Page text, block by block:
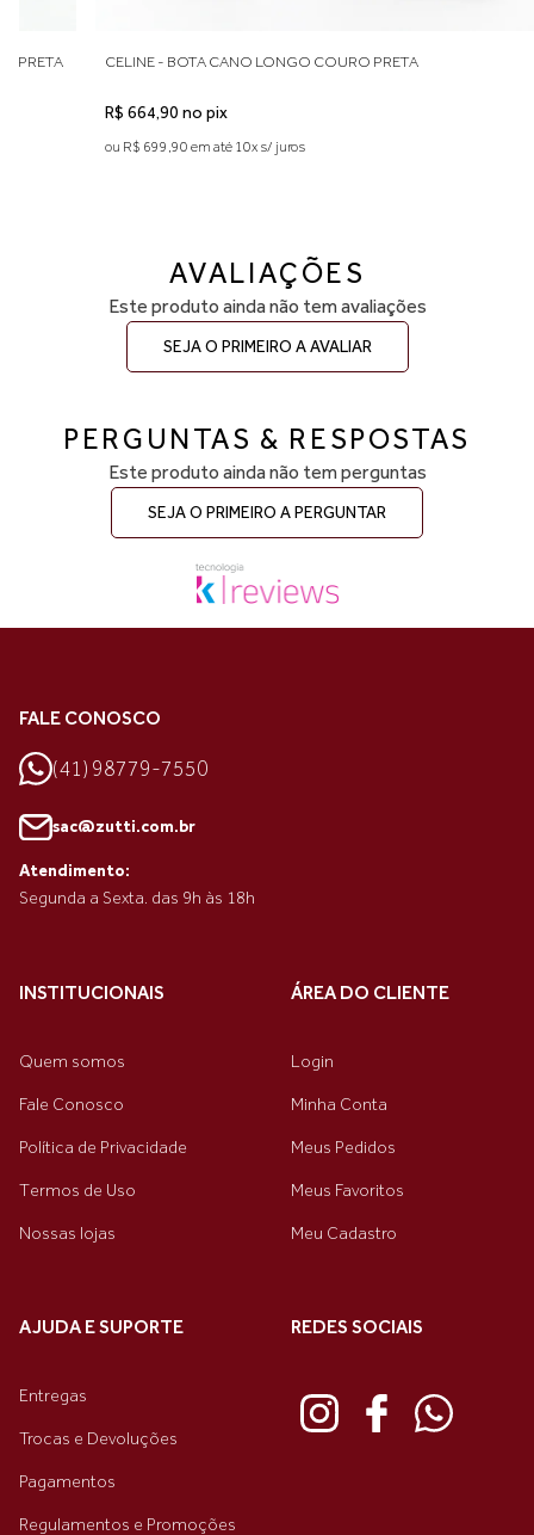
recomendamos optar pelo número maior. A primeira troca é grátis.
PRETA CELINE - BOTA CANO LONGO COURO PRETA
R$ 664,90 no pix
ou R$ 699,90 em até 10x s/ juros
AVALIAÇÕES
Este produto ainda não tem avaliações
SEJA O PRIMEIRO A AVALIAR
PERGUNTAS & RESPOSTAS
Este produto ainda não tem perguntas
SEJA O PRIMEIRO A PERGUNTAR
FALE CONOSCO
(41) 98779-7550
sac@zutti.com.br
Atendimento:
Segunda a Sexta. das 9h às 18h
INSTITUCIONAIS
Quem somos
Fale Conosco
Política de Privacidade
Termos de Uso
Nossas lojas
ÁREA DO CLIENTE
Login
Minha Conta
Meus Pedidos
Meus Favoritos
Meu Cadastro
AJUDA E SUPORTE
Entregas
Trocas e Devoluções
Pagamentos
Regulamentos e Promoções
REDES SOCIAIS